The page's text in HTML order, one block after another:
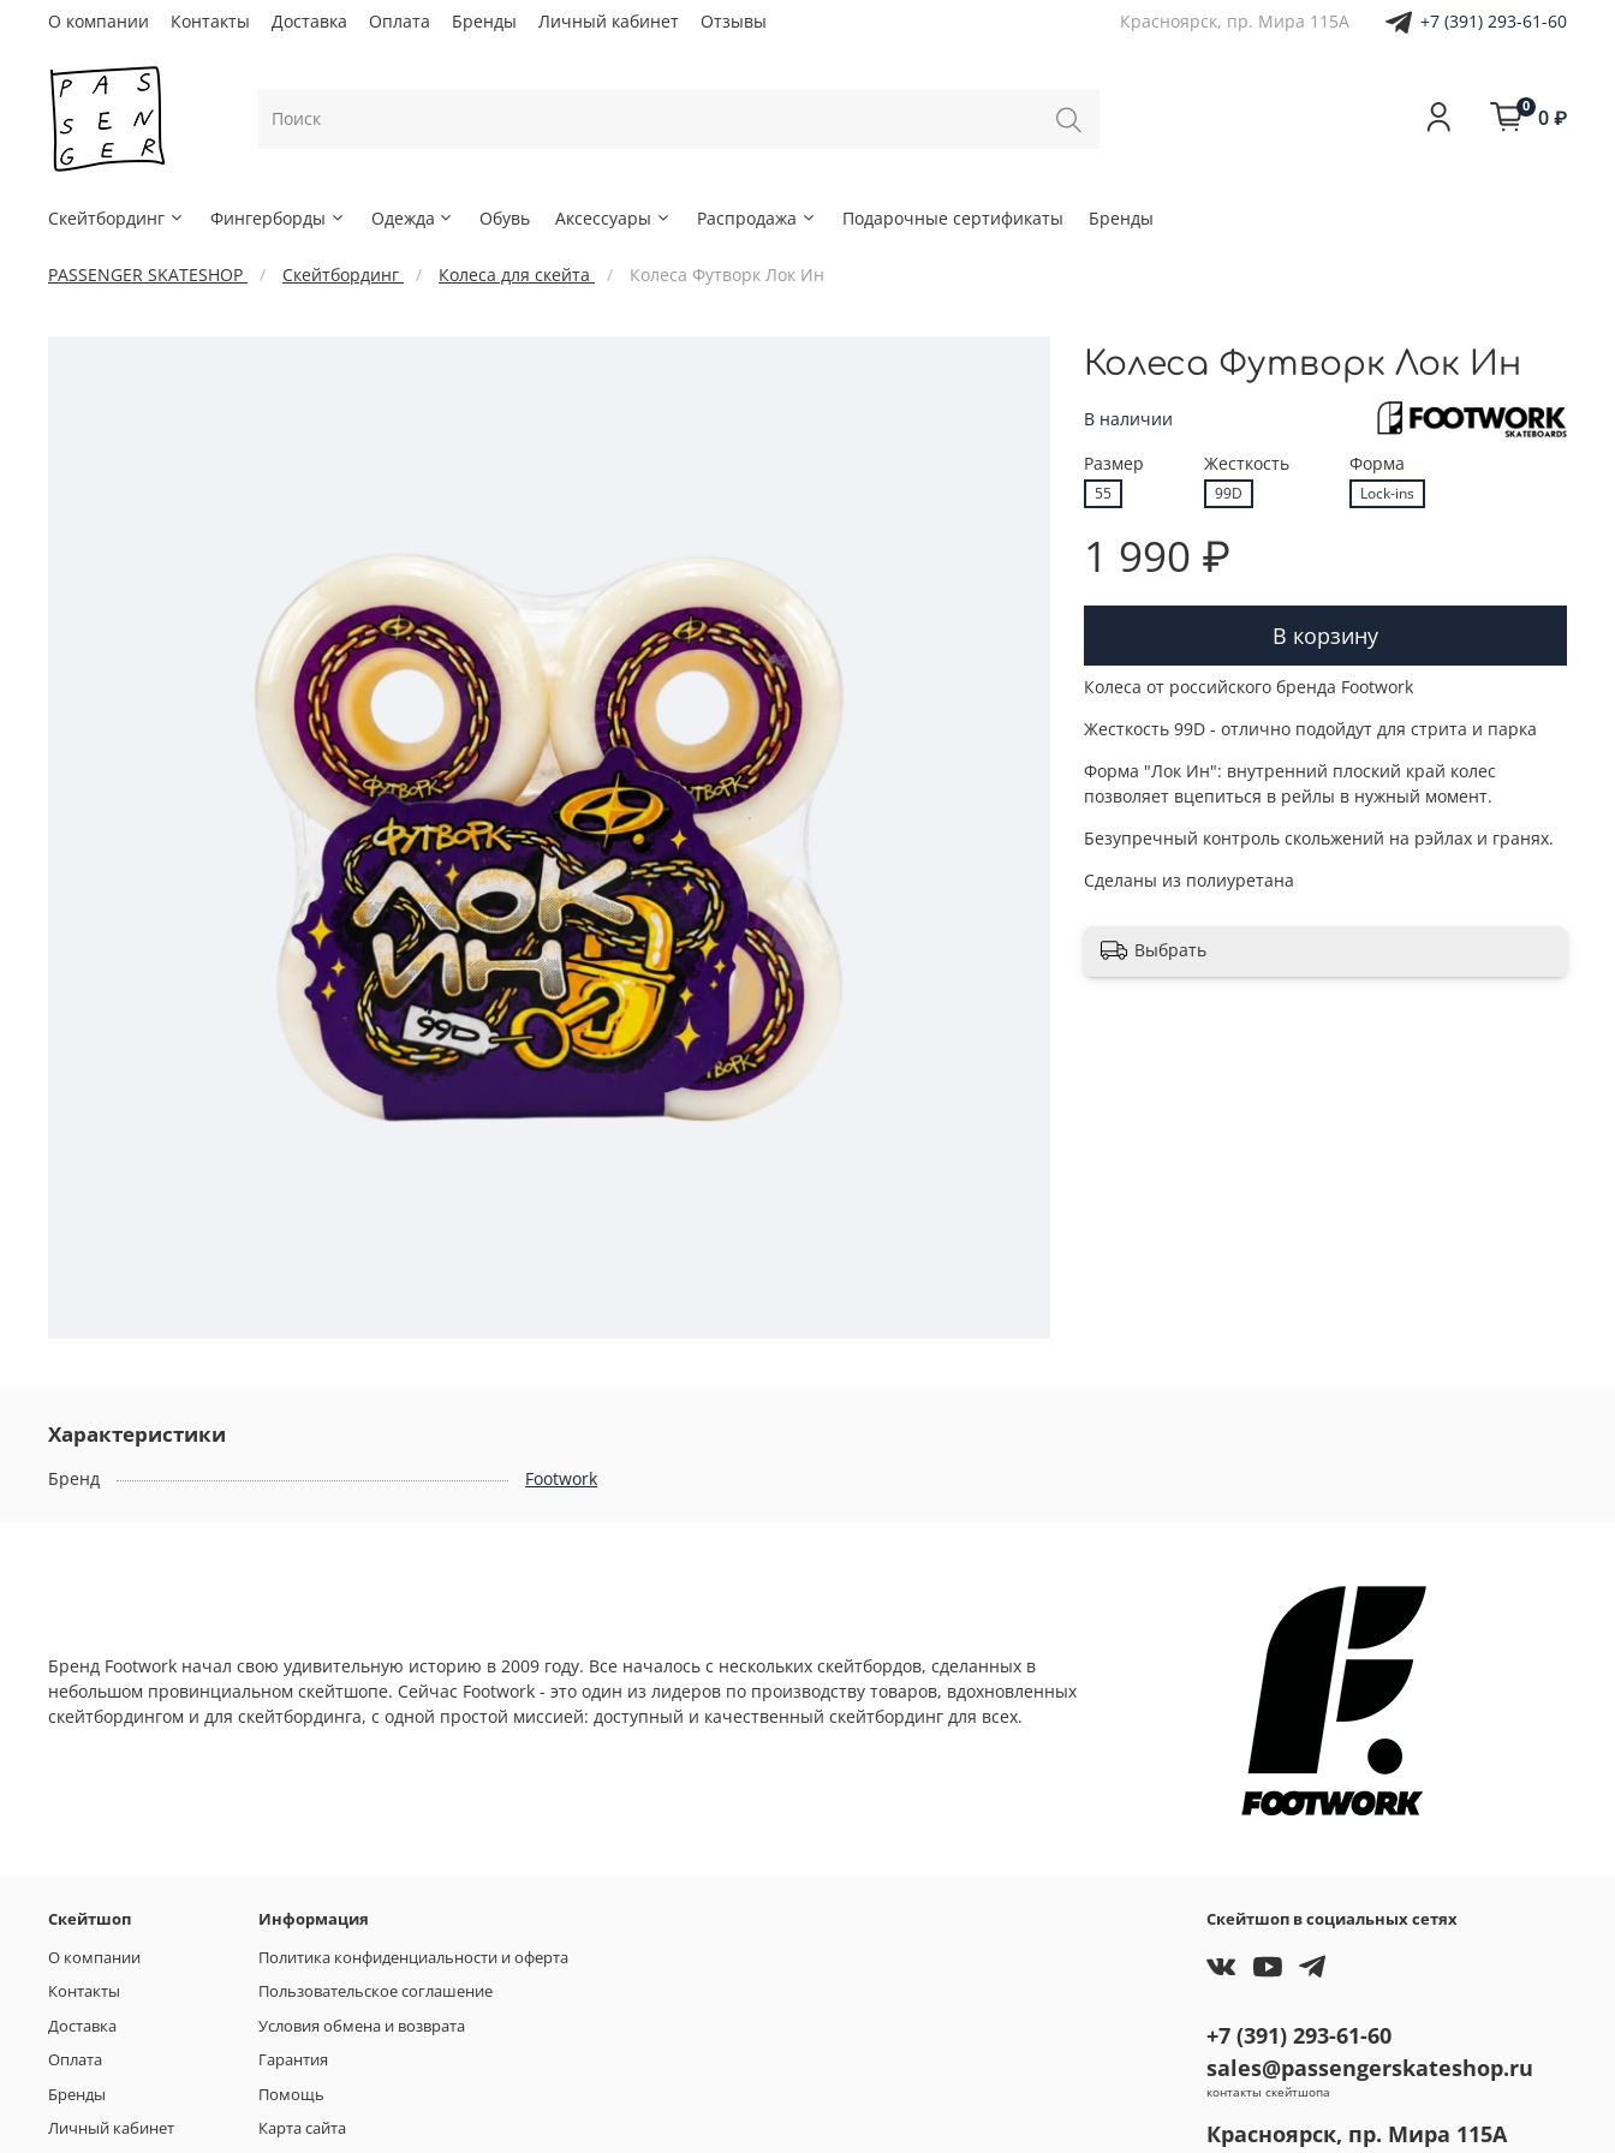
О компании Контакты Доставка Оплата Бренды Личный кабинет Отзывы Красноярск, пр. Мира 115А +7 (391) 293-61-60
0 0 ₽
Скейтбординг Фингерборды Одежда Обувь Аксессуары Распродажа Подарочные сертификаты Бренды
PASSENGER SKATESHOP Скейтбординг Колеса для скейта Колеса Футворк Лок Ин
Колеса Футворк Лок Ин
В наличии
Размер
55
Жесткость
99D
Форма
Lock-ins
1 990 ₽
В корзину
Колеса от российского бренда Footwork
Жесткость 99D - отлично подойдут для стрита и парка
Форма "Лок Ин": внутренний плоский край колес
позволяет вцепиться в рейлы в нужный момент.
Безупречный контроль скольжений на рэйлах и гранях.
Сделаны из полиуретана
Выбрать
Характеристики
Бренд Footwork
Бренд Footwork начал свою удивительную историю в 2009 году. Все началось с нескольких скейтбордов, сделанных в
небольшом провинциальном скейтшопе. Сейчас Footwork - это один из лидеров по производству товаров, вдохновленных
скейтбордингом и для скейтбординга, с одной простой миссией: доступный и качественный скейтбординг для всех.
Скейтшоп
О компании
Контакты
Доставка
Оплата
Бренды
Личный кабинет
Информация
Политика конфиденциальности и оферта
Пользовательское соглашение
Условия обмена и возврата
Гарантия
Помощь
Карта сайта
Скейтшоп в социальных сетях
+7 (391) 293-61-60
sales@passengerskateshop.ru
контакты скейтшопа
Красноярск, пр. Мира 115А